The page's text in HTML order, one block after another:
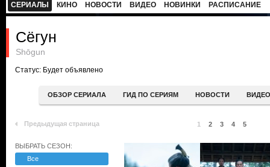
СЕРИАЛЫ КИНО НОВОСТИ ВИДЕО НОВИНКИ РАСПИСАНИЕ
Сёгун
Shōgun
Статус: Будет объявлено
ОБЗОР СЕРИАЛА ГИД ПО СЕРИЯМ НОВОСТИ ВИДЕО
Предыдущая страница 1 2 3 4 5
ВЫБРАТЬ СЕЗОН:
Все